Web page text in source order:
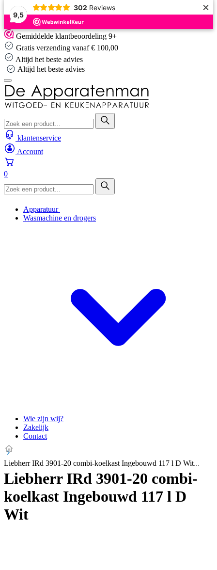
9,5
302 Reviews ×
Skip
to
content
Gemiddelde klantbeoordeling 9+
Gratis verzending vanaf € 100,00
Altijd het beste advies
Altijd het beste advies
klantenservice
Account
0
Apparatuur
Wasmachine en drogers
Wie zijn wij?
Zakelijk
Contact
Liebherr IRd 3901-20 combi-koelkast Ingebouwd 117 l D Wit
Liebherr IRd 3901-20 combi-
koelkast Ingebouwd 117 l D
Wit